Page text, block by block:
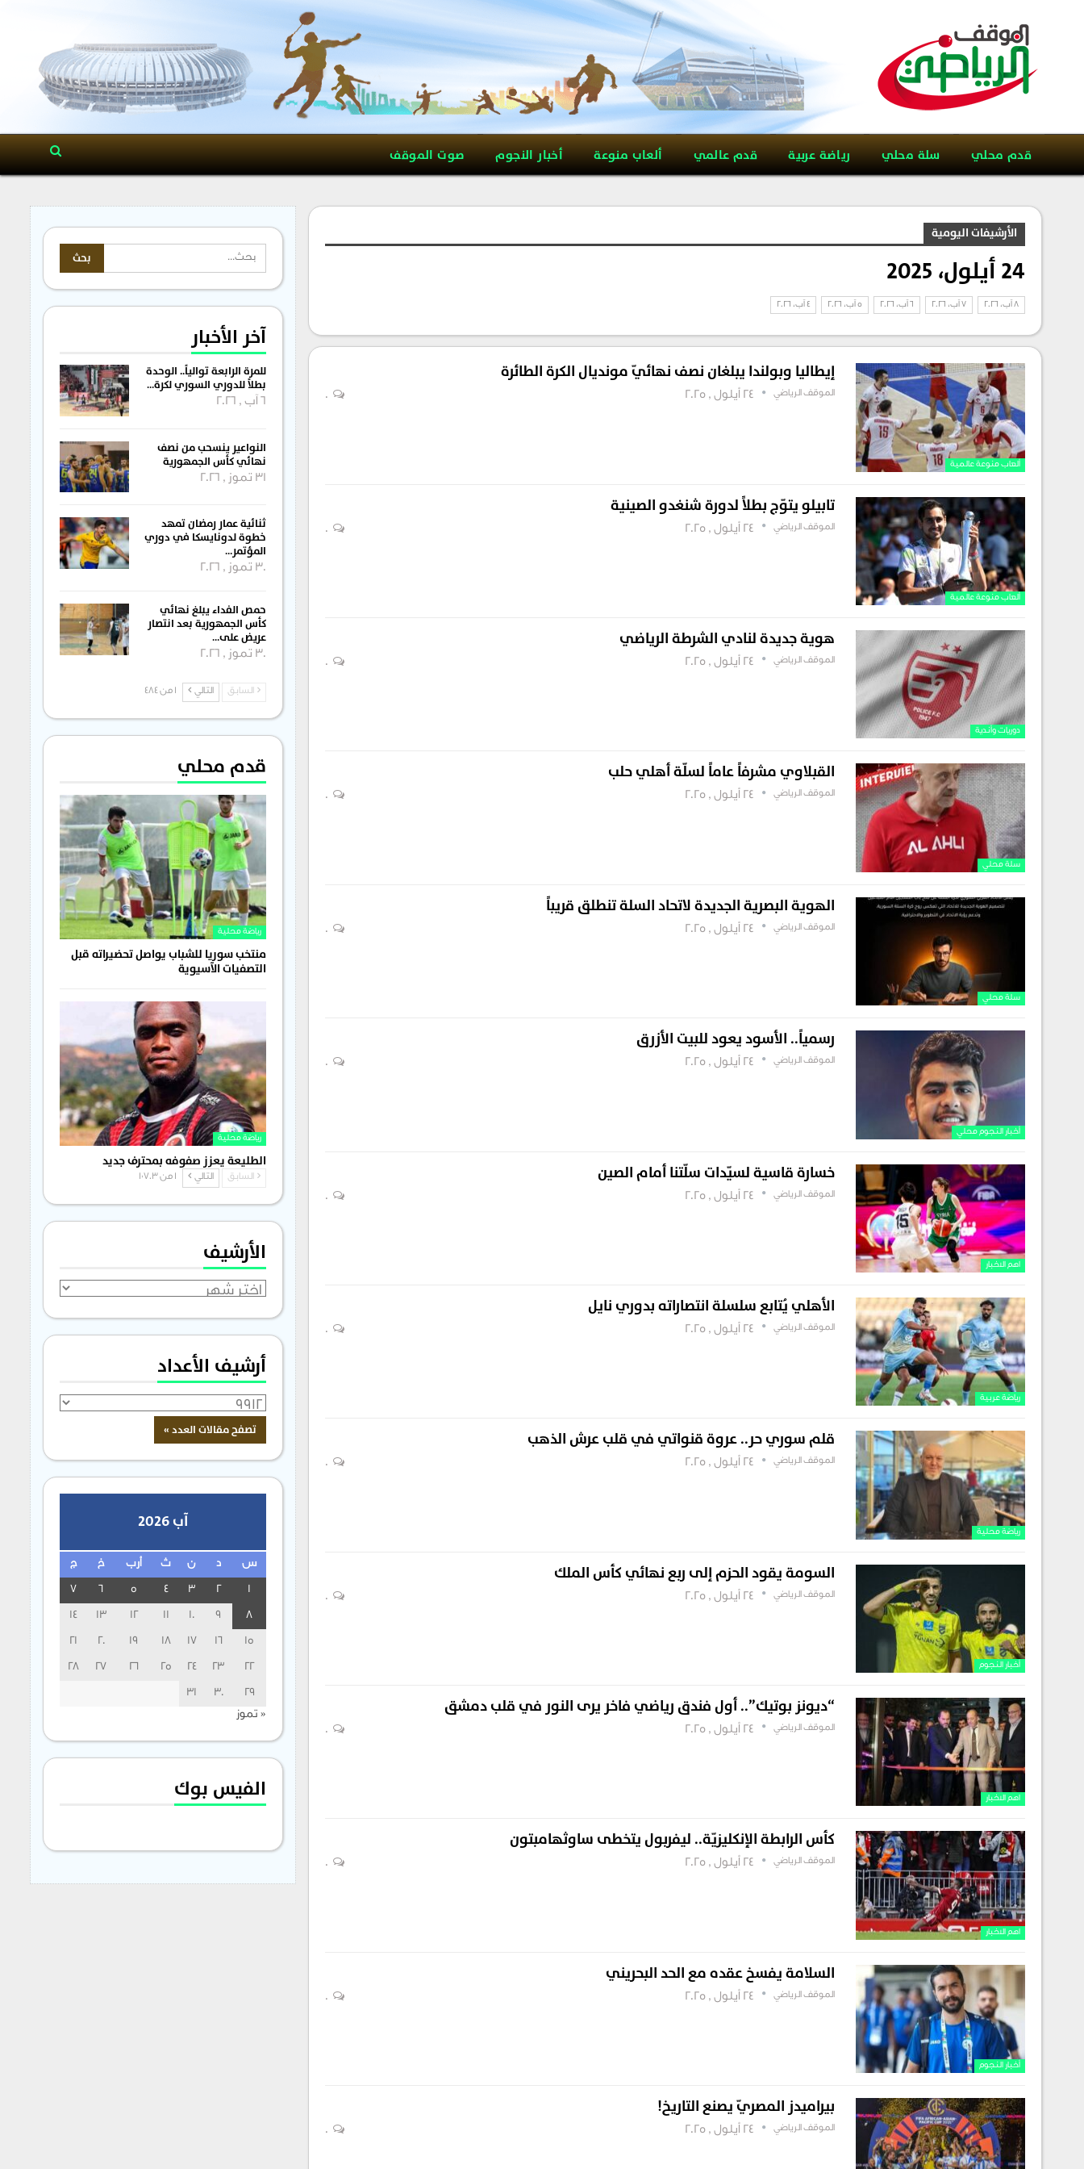
قدم محلي سلة محلي رياضة عربية قدم عالمي ألعاب منوعة أخبار النجوم صوت الموقف
الأرشيفات اليومية
24 أيلول، 2025
8 آب، 2026 7 آب، 2026 6 آب، 2026 5 آب، 2026 4 آب، 2026
ألعاب منوعة عالمية
إيطاليا وبولندا يبلغان نصف نهائيّ مونديال الكرة الطائرة
الموقف الرياضي 24 أيلول , 2025
ألعاب منوعة عالمية
تابيلو يتوّج بطلاً لدورة شنغدو الصينية
الموقف الرياضي 24 أيلول , 2025
دوريات وأندية
هوية جديدة لنادي الشرطة الرياضي
الموقف الرياضي 24 أيلول , 2025
سلة محلي
القبلاوي مشرفاً عاماً لسلّة أهلي حلب
الموقف الرياضي 24 أيلول , 2025
سلة محلي
الهوية البصرية الجديدة لاتحاد السلة تنطلق قريباً
الموقف الرياضي 24 أيلول , 2025
أخبار النجوم محلي
رسمياً.. الأسود يعود للبيت الأزرق
الموقف الرياضي 24 أيلول , 2025
اهم الاخبار
خسارة قاسية لسيّدات سلّتنا أمام الصين
الموقف الرياضي 24 أيلول , 2025
رياضة عربية
الأهلي يُتابع سلسلة انتصاراته بدوري نايل
الموقف الرياضي 24 أيلول , 2025
رياضة محلية
قلم سوري حر.. عروة قنواتي في قلب عرش الذهب
الموقف الرياضي 24 أيلول , 2025
أخبار النجوم
السومة يقود الحزم إلى ربع نهائي كأس الملك
الموقف الرياضي 24 أيلول , 2025
اهم الاخبار
“ديونز بوتيك”.. أول فندق رياضي فاخر يرى النور في قلب دمشق
الموقف الرياضي 24 أيلول , 2025
اهم الاخبار
كأس الرابطة الإنكليزيّة.. ليفربول يتخطى ساوثهامبتون
الموقف الرياضي 24 أيلول , 2025
أخبار النجوم
السلامة يفسخ عقده مع الحد البحريني
الموقف الرياضي 24 أيلول , 2025
بيراميدز المصريّ يصنع التاريخ!
الموقف الرياضي 24 أيلول , 2025
آخر الأخبار
للمرة الرابعة توالياً.. الوحدة
بطلاً للدوري السوري لكرة…
6 آب , 2026
النواعير ينسحب من نصف
نهائي كأس الجمهورية
31 تموز , 2026
ثنائية عمار رمضان تمهد
خطوة لدونايسكا في دوري
المؤتمر…
30 تموز , 2026
حمص الفداء يبلغ نهائي
كأس الجمهورية بعد انتصار
عريض على…
30 تموز , 2026
السابق التالي 1 من 484
قدم محلي
رياضة محلية
منتخب سوريا للشباب يواصل تحضيراته قبل
التصفيات الآسيوية
رياضة محلية
الطليعة يعزز صفوفه بمحترف جديد
السابق التالي 1 من 1٬703
الأرشيف
الأرشيف
أرشيف الأعداد
آب 2026
س د ن ث أرب خ ج
1
2
3
4
5
6
7
8
9
10
11
12
13
14
15
16
17
18
19
20
21
22
23
24
25
26
27
28
29
30
31
« تموز
الفيس بوك